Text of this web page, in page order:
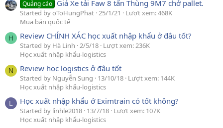
Quảng cáo Giá Xe tải Faw 8 tấn Thùng 9M7 chở pallet.
Started by oToHungPhat 25/1/21
Lượt xem: 468K
Mua bán quốc tế
H Review CHÍNH XÁC học xuất nhập khẩu ở đâu tốt?
Started by Hà Linh 2/5/18 Lượt xem: 236K
Học xuất nhập khẩu-logistics
N Review học logistics ở đâu tốt
Started by Nguyễn Sung 13/10/18 Lượt xem: 144K
Học xuất nhập khẩu-logistics
L Học xuất nhập khẩu ở Eximtrain có tốt không?
Started by linhle2018 13/7/18 Lượt xem: 107K
Học xuất nhập khẩu-logistics